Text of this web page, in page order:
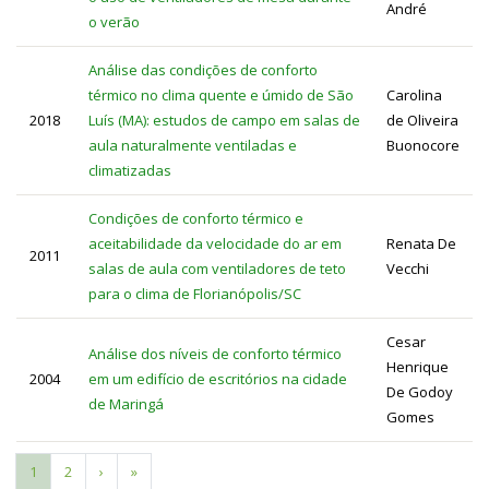
o verão
André
2018
Análise das condições de conforto
térmico no clima quente e úmido de São
Luís (MA): estudos de campo em salas de
aula naturalmente ventiladas e
climatizadas
Carolina
de Oliveira
Buonocore
2011
Condições de conforto térmico e
aceitabilidade da velocidade do ar em
salas de aula com ventiladores de teto
para o clima de Florianópolis/SC
Renata De
Vecchi
2004
Análise dos níveis de conforto térmico
em um edifício de escritórios na cidade
de Maringá
Cesar
Henrique
De Godoy
Gomes
Paginação
Página
1 Page
2
Próxima
›
Última
»